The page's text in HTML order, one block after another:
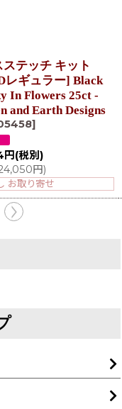
ステッチ キット
レギュラー] Black
In Flowers 25ct -
and Earth Designs
]
円 (税別)
円)
お取り寄せ